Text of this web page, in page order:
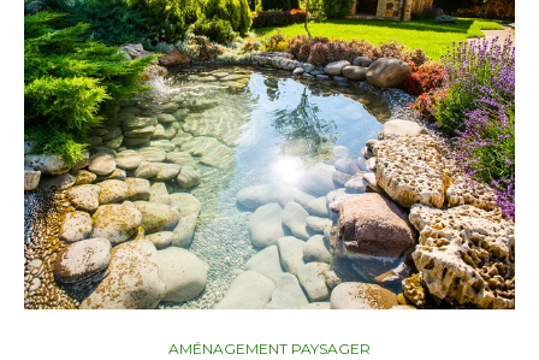
AMÉNAGEMENT PAYSAGER